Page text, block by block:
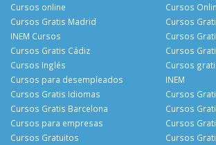
Cursos online
Cursos Gratis Madrid
INEM Cursos
Cursos Gratis Cádiz
Cursos
Cursos
Cursos
Cursos
Cursos Inglés
Cursos para desempleados
Cursos Gratis Idiomas
Cursos Gratis Barcelona
Cursos
INEM
Cursos
Cursos
Cursos para empresas
Cursos Gratuitos
Cursos
Cursos